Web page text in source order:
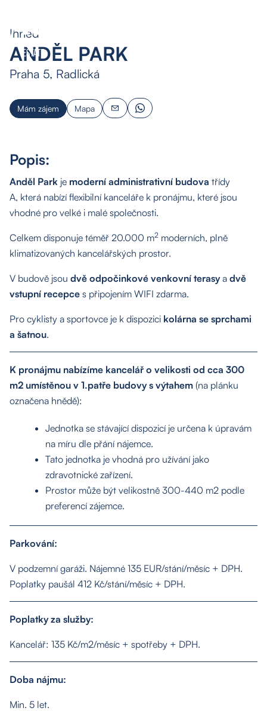
Ihned
ANDĚL PARK
Praha 5, Radlická
Mám zájem Mapa
Popis:
Anděl Park je moderní administrativní budova třídy
A, která nabízí flexibilní kanceláře k pronájmu, které jsou
vhodné pro velké i malé společnosti.
Celkem disponuje téměř 20.000 m2 moderních, plně
klimatizovaných kancelářských prostor.
V budově jsou dvě odpočinkové venkovní terasya dvě
vstupní recepce s připojením WIFI zdarma.
Pro cyklisty a sportovce je k dispozici kolárna se sprchami
a šatnou.
K pronájmu nabízíme kancelář o velikosti od cca 300
m2 umístěnou v 1.patře budovy s výtahem (na plánku
označena hnědě):
Jednotka se stávající dispozicí je určena k úpravám
na míru dle přání nájemce.
Tato jednotka je vhodná pro užívání jako
zdravotnické zařízení.
Prostor může být velikostně 300-440 m2 podle
preferencí zájemce.
Parkování:
V podzemní garáži. Nájemné 135 EUR/stání/měsíc + DPH.
Poplatky paušál 412 Kč/stání/měsíc + DPH.
Poplatky za služby:
Kancelář: 135 Kč/m2/měsíc + spotřeby + DPH.
Doba nájmu:
Min. 5 let.